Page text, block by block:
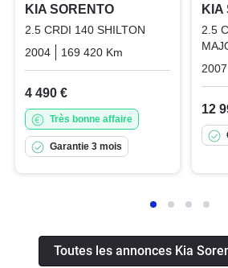
KIA SORENTO
2.5 CRDI 140 SHILTON
2004
169 420 Km Diesel
4 490 €
Très bonne affaire
Garantie 3 mois
KIA
2.5
2007
12
Toutes les annonces Kia